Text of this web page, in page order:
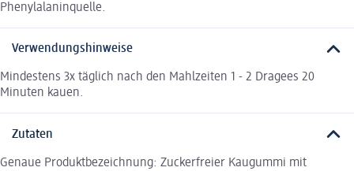
Phenylalaninquelle.
Verwendungshinweise
Mindestens 3x täglich nach den Mahlzeiten 1 - 2 Dragees 20
Minuten kauen.
Zutaten
Genaue Produktbezeichnung: Zuckerfreier Kaugummi mit